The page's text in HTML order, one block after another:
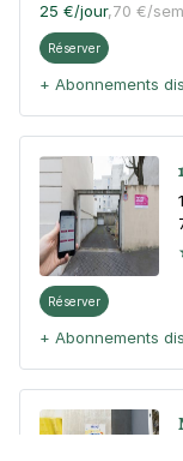
25 €/jour,70 €/
Réserver
+ Abonnements
Réserver
+ Abonnements